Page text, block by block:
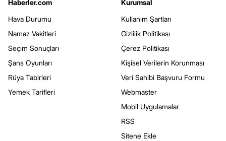
Haberler.com
Hava Durumu
Namaz Vakitleri
Seçim Sonuçları
Şans Oyunları
Rüya Tabirleri
Yemek Tarifleri
Kurumsal
Kullanım Şartları
Gizlilik Politikası
Çerez Politikası
Kişisel Verilerin Korunması
Veri Sahibi Başvuru Formu
Webmaster
Mobil Uygulamalar
RSS
Sitene Ekle